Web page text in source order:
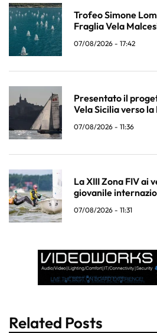
Trofeo Simone
Fraglia Vela
07/08/2026 - 17:42
Presentato il
Vela Sicilia verso
07/08/2026 - 11:36
La XIII Zona FIV ai
giovanile
07/08/2026 - 11:31
Related Posts